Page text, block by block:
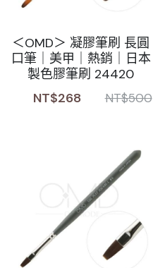
＜OMD＞ 凝膠筆刷 長圓
口筆｜美甲｜熱銷｜日本
製色膠筆刷 24420
NT$268
NT$500